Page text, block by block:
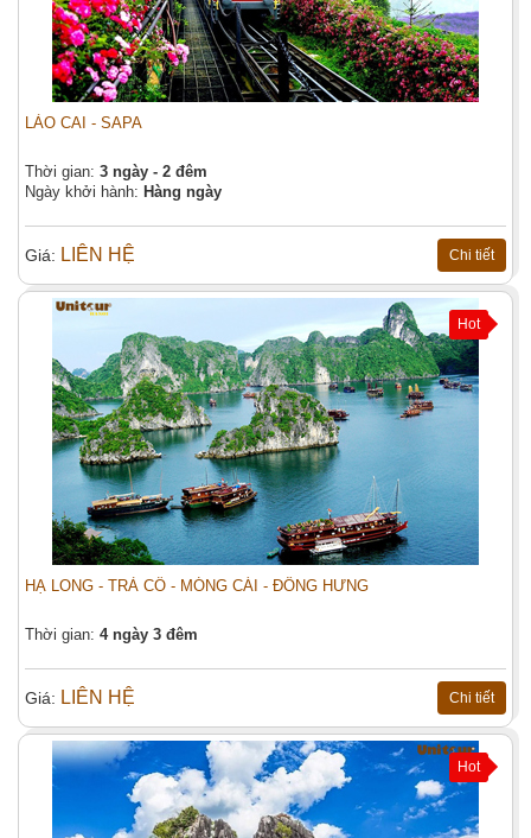
LÀO CAI - SAPA
Thời gian: 3 ngày - 2 đêm
Ngày khởi hành: Hàng ngày
Giá: LIÊN HỆ Chi tiết
Hot
HẠ LONG - TRÀ CỔ - MÓNG CÁI - ĐÔNG HƯNG
Thời gian: 4 ngày 3 đêm
Giá: LIÊN HỆ Chi tiết
Hot